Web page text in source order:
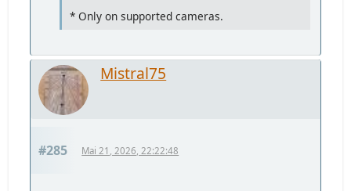
* Only on supported cameras.
Mistral75
#285 Mai 21, 2026, 22:22:48